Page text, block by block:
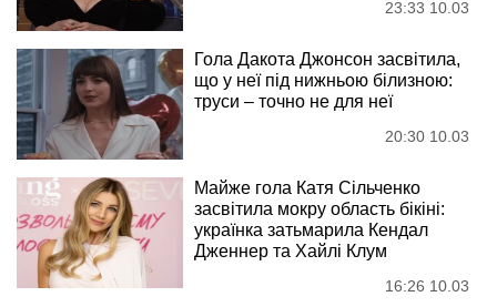
23:33 10.03
Гола Дакота Джонсон засвітила,
що у неї під нижньою білизною:
труси – точно не для неї
20:30 10.03
Майже гола Катя Сільченко
засвітила мокру область бікіні:
українка затьмарила Кендал
Дженнер та Хайлі Клум
16:26 10.03